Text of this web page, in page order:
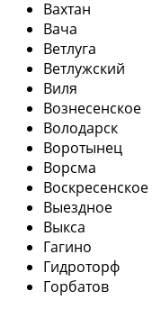
Вахтан
Вача
Ветлуга
Ветлужский
Виля
Вознесенское
Володарск
Воротынец
Ворсма
Воскресенское
Выездное
Выкса
Гагино
Гидроторф
Горбатов